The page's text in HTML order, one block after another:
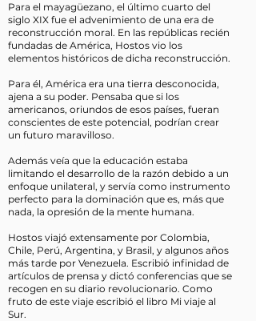
Para el mayagüezano, el último cuarto del
siglo XIX fue el advenimiento de una era de
reconstrucción moral. En las repúblicas recién
fundadas de América, Hostos vio los
elementos históricos de dicha reconstrucción.
Para él, América era una tierra desconocida,
ajena a su poder. Pensaba que si los
americanos, oriundos de esos países, fueran
conscientes de este potencial, podrían crear
un futuro maravilloso.
Además veía que la educación estaba
limitando el desarrollo de la razón debido a un
enfoque unilateral, y servía como instrumento
perfecto para la dominación que es, más que
nada, la opresión de la mente humana.
Hostos viajó extensamente por Colombia,
Chile, Perú, Argentina, y Brasil, y algunos años
más tarde por Venezuela. Escribió infinidad de
artículos de prensa y dictó conferencias que se
recogen en su diario revolucionario. Como
fruto de este viaje escribió el libro Mi viaje al
Sur.